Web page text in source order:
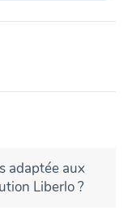
adaptée aux
Liberlo ?